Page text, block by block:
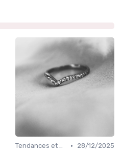
Tendances et Conseils de Style •
28/12/2025